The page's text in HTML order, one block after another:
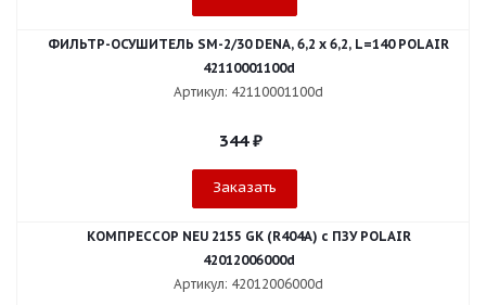
ФИЛЬТР-ОСУШИТЕЛЬ SM-2/30 DENA, 6,2 x 6,2, L=140 POLAIR
42110001100d
Артикул: 42110001100d
344₽
Заказать
КОМПРЕССОР NEU 2155 GK (R404A) с ПЗУ POLAIR
42012006000d
Артикул: 42012006000d